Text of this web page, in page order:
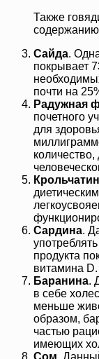
Также
содержанию
Сайда.
покрывает
почти на
Радужная
почетного
для
Сардина.
продукта
витамина D.
Баранина.
в себе
меньше
образом,
частью
имеющих
Сом .